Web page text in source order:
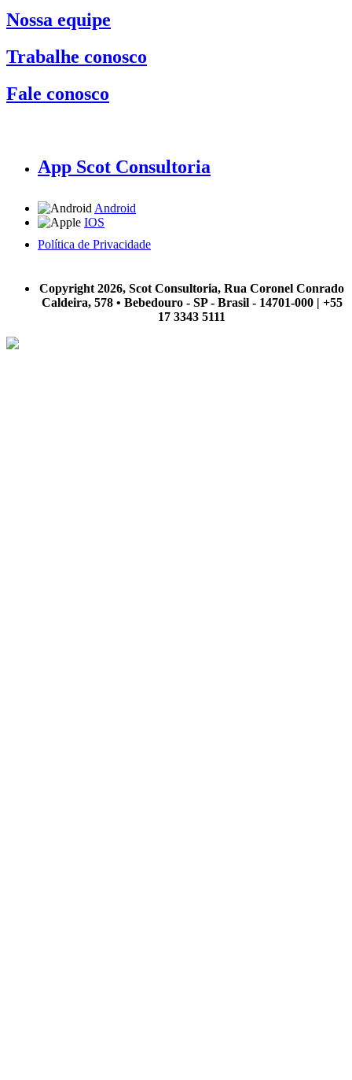
Nossa equipe
Trabalhe conosco
Fale conosco
App Scot Consultoria
Android
IOS
Política de Privacidade
Copyright 2026, Scot Consultoria, Rua Coronel Conrado
Caldeira, 578 • Bebedouro - SP - Brasil - 14701-000 | +55
17 3343 5111